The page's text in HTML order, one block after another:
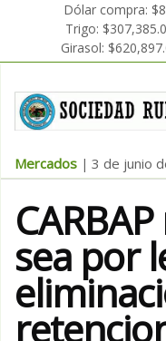
Dólar compra:
Trigo:
Girasol:
Mercados | 3 de junio
sea por